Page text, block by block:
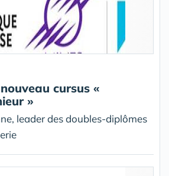
cursus «
»
leader des doubles-diplômes